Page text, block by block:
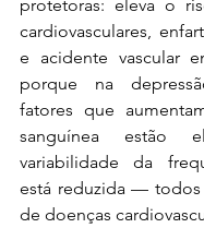
protetoras: eleva o
cardiovasculares,
e acidente vascular
porque na
fatores que
sanguínea estão
variabilidade da
está reduzida — todos
de doenças